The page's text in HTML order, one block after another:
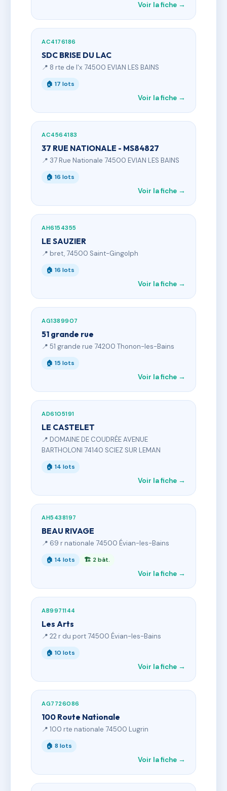
Voir la fiche →
AC4176186
SDC BRISE DU LAC
📍 8 rte de l'x 74500 EVIAN LES BAINS
🏠 17 lots
Voir la fiche →
AC4564183
37 RUE NATIONALE - MS84827
📍 37 Rue Nationale 74500 EVIAN LES BAINS
🏠 16 lots
Voir la fiche →
AH6154355
LE SAUZIER
📍 bret, 74500 Saint-Gingolph
🏠 16 lots
Voir la fiche →
AG1389907
51 grande rue
📍 51 grande rue 74200 Thonon-les-Bains
🏠 15 lots
Voir la fiche →
AD6105191
LE CASTELET
📍 DOMAINE DE COUDRÉE AVENUE
BARTHOLONI 74140 SCIEZ SUR LEMAN
🏠 14 lots
Voir la fiche →
AH5438197
BEAU RIVAGE
📍 69 r nationale 74500 Évian-les-Bains
🏠 14 lots 🏗 2 bât.
Voir la fiche →
AB9971144
Les Arts
📍 22 r du port 74500 Évian-les-Bains
🏠 10 lots
Voir la fiche →
AG7726086
100 Route Nationale
📍 100 rte nationale 74500 Lugrin
🏠 8 lots
Voir la fiche →